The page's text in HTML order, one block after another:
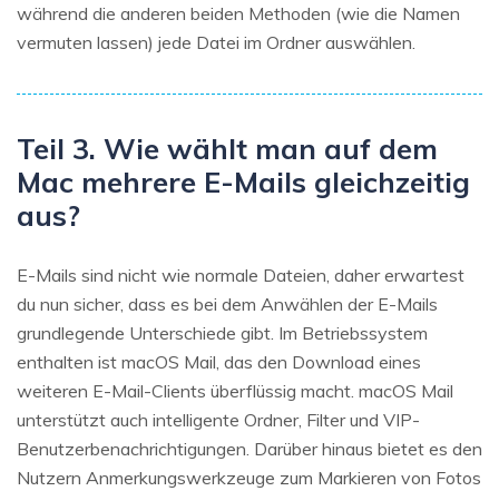
während die anderen beiden Methoden (wie die Namen
vermuten lassen) jede Datei im Ordner auswählen.
Teil 3. Wie wählt man auf dem
Mac mehrere E-Mails gleichzeitig
aus?
E-Mails sind nicht wie normale Dateien, daher erwartest
du nun sicher, dass es bei dem Anwählen der E-Mails
grundlegende Unterschiede gibt. Im Betriebssystem
enthalten ist macOS Mail, das den Download eines
weiteren E-Mail-Clients überflüssig macht. macOS Mail
unterstützt auch intelligente Ordner, Filter und VIP-
Benutzerbenachrichtigungen. Darüber hinaus bietet es den
Nutzern Anmerkungswerkzeuge zum Markieren von Fotos